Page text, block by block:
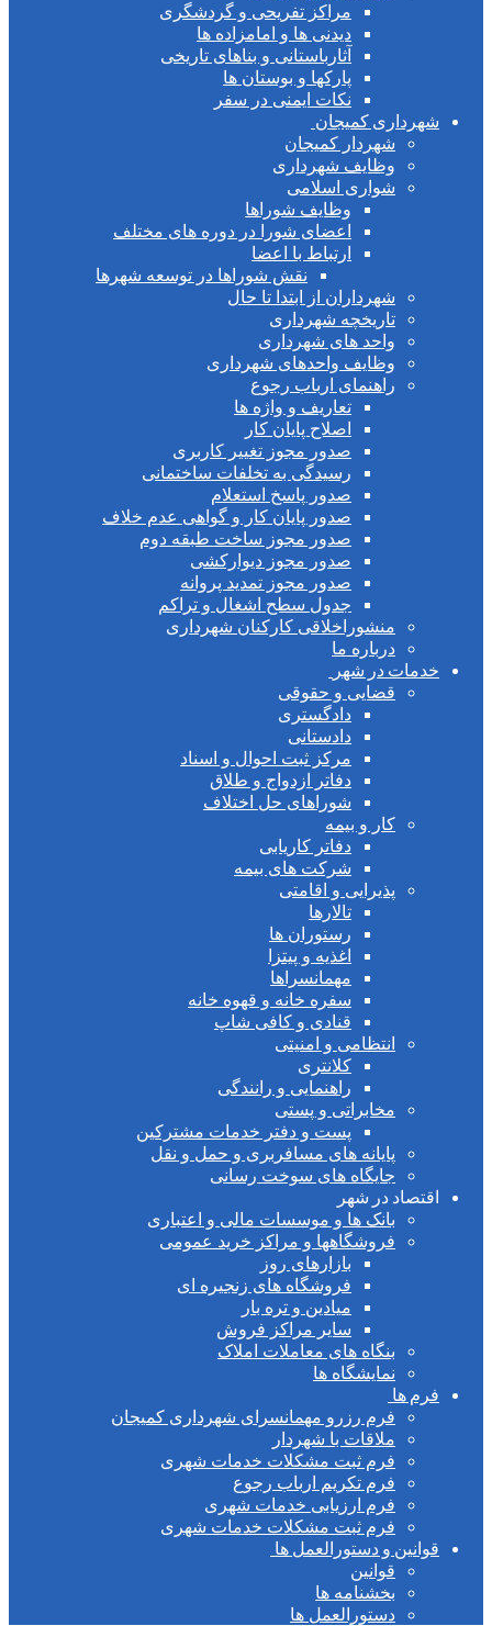
مراکز تفریحی و گردشگری
دیدنی ها و امامزاده ها
آثارباستانی و بناهای تاریخی
پارکها و بوستان ها
نکات ایمنی در سفر
شهرداری کمیجان
شهردار کمیجان
وظایف شهرداری
شواری اسلامی
وظایف شوراها
اعضای شورا در دوره های مختلف
ارتباط با اعضا
نقش شوراها در توسعه شهرها
شهرداران از ابتدا تا حال
تاریخچه شهرداری
واحد های شهرداری
وظایف واحدهای شهرداری
راهنمای ارباب رجوع
تعاریف و واژه ها
اصلاح پایان کار
صدور مجوز تغییر کاربری
رسیدگی به تخلفات ساختمانی
صدور پاسخ استعلام
صدور پایان کار و گواهی عدم خلاف
صدور مجوز ساخت طبقه دوم
صدور مجوز دیوارکشی
صدور مجوز تمدید پروانه
جدول سطح اشغال و تراکم
منشوراخلاقی کارکنان شهرداری
درباره ما
خدمات در شهر
قضایی و حقوقی
دادگستری
دادستانی
مرکز ثبت احوال و اسناد
دفاتر ازدواج و طلاق
شوراهای حل اختلاف
کار و بیمه
دفاتر کاریابی
شرکت های بیمه
پذیرایی و اقامتی
تالارها
رستوران ها
اغذیه و پیتزا
مهمانسراها
سفره خانه و قهوه خانه
قنادی و کافی شاپ
انتظامی و امنیتی
کلانتری
راهنمایی و رانندگی
مخابراتی و پستی
پست و دفتر خدمات مشترکین
پایانه های مسافربری و حمل و نقل
جایگاه های سوخت رسانی
اقتصاد در شهر
بانک ها و موسسات مالی و اعتباری
فروشگاهها و مراکز خرید عمومی
بازارهای روز
فروشگاه های زنجیره ای
میادین و تره بار
سایر مراکز فروش
بنگاه های معاملات املاک
نمایشگاه ها
فرم ها
فرم رزرو مهمانسرای شهرداری کمیجان
ملاقات با شهردار
فرم ثبت مشکلات خدمات شهری
فرم تکریم ارباب رجوع
فرم ارزیابی خدمات شهری
فرم ثبت مشکلات خدمات شهری
قوانین و دستورالعمل ها
قوانین
بخشنامه ها
دستورالعمل ها